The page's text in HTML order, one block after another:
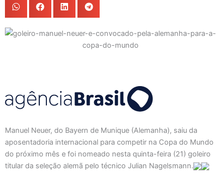
Manuel Neuer, do Bayern de Munique (Alemanha), saiu da
aposentadoria internacional para competir na Copa do Mundo
do próximo mês e foi nomeado nesta quinta-feira (21) goleiro
titular da seleção alemã pelo técnico Julian Nagelsmann.